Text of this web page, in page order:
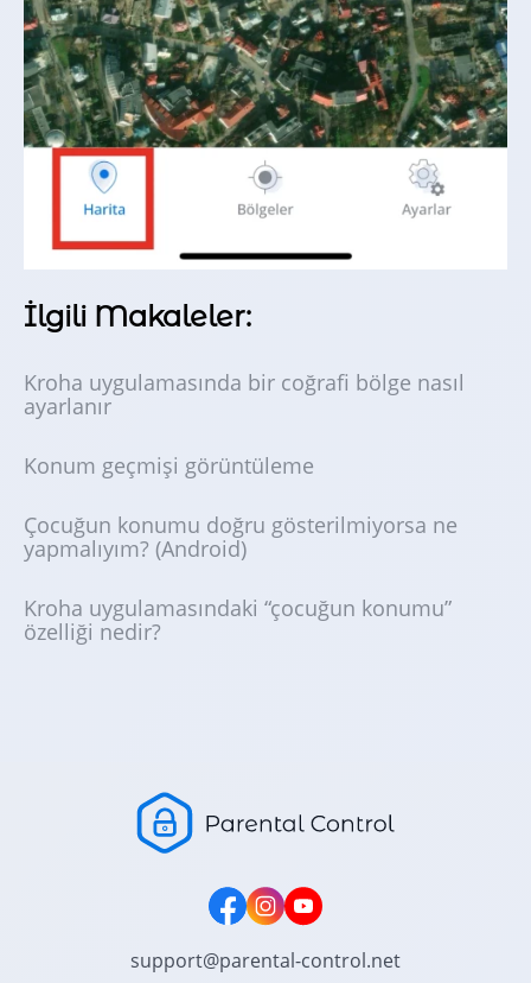
İlgili Makaleler:
Kroha uygulamasında bir coğrafi bölge nasıl
ayarlanır
Konum geçmişi görüntüleme
Çocuğun konumu doğru gösterilmiyorsa ne
yapmalıyım? (Android)
Kroha uygulamasındaki “çocuğun konumu”
özelliği nedir?
support@parental-control.net